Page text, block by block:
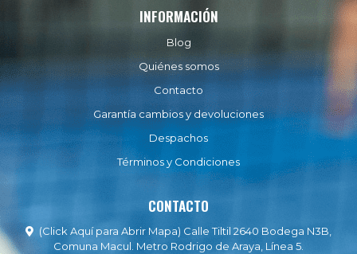
INFORMACIÓN
Blog
Quiénes somos
Contacto
Garantía cambios y devoluciones
Despachos
Términos y Condiciones
CONTACTO
(Click Aquí para Abrir Mapa) Calle Tiltil 2640 Bodega N3B,
Comuna Macul. Metro Rodrigo de Araya, Línea 5.